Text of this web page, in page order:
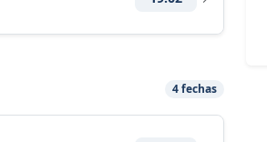
4 fechas